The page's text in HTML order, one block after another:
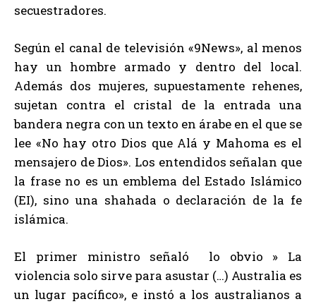
secuestradores.
Según el canal de televisión «9News», al menos
hay un hombre armado y dentro del local.
Además dos mujeres, supuestamente rehenes,
sujetan contra el cristal de la entrada una
bandera negra con un texto en árabe en el que se
lee «No hay otro Dios que Alá y Mahoma es el
mensajero de Dios». Los entendidos señalan que
la frase no es un emblema del Estado Islámico
(EI), sino una shahada o declaración de la fe
islámica.
El primer ministro señaló lo obvio » La
violencia solo sirve para asustar (…) Australia es
un lugar pacífico», e instó a los australianos a